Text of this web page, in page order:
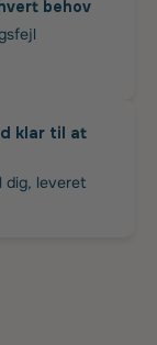
behov
klar til at
dig, leveret